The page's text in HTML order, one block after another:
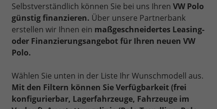
Selbstverständlich können Sie bei uns Ihren VW Polo
günstig finanzieren. Über unsere Partnerbank
erstellen wir Ihnen ein maßgeschneidertes Leasing-
oder Finanzierungsangebot für Ihren neuen VW
Polo.
Wählen Sie unten in der Liste Ihr Wunschmodell aus.
Mit den Filtern können Sie Verfügbarkeit (frei
konfigurierbar, Lagerfahrzeuge, Fahrzeuge im